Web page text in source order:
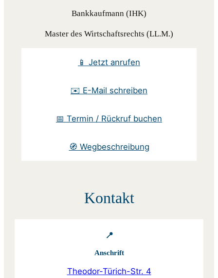
Bankkaufmann (IHK)
Master des Wirtschaftsrechts (LL.M.)
📱 Jetzt anrufen
✉️ E-Mail schreiben
📅 Termin / Rückruf buchen
🧭 Wegbeschreibung
Kontakt
📍
Anschrift
Theodor-Türich-Str. 4